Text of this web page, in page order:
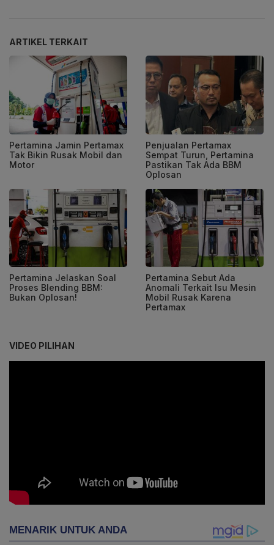
ARTIKEL TERKAIT
Pertamina Jamin Pertamax
Tak Bikin Rusak Mobil dan
Motor
Penjualan Pertamax
Sempat Turun, Pertamina
Pastikan Tak Ada BBM
Oplosan
Pertamina Jelaskan Soal
Proses Blending BBM:
Bukan Oplosan!
Pertamina Sebut Ada
Anomali Terkait Isu Mesin
Mobil Rusak Karena
Pertamax
VIDEO PILIHAN